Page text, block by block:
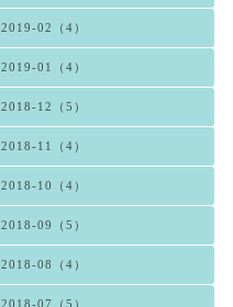
2019-02（4）
2019-01（4）
2018-12（5）
2018-11（4）
2018-10（4）
2018-09（5）
2018-08（4）
2018-07（5）